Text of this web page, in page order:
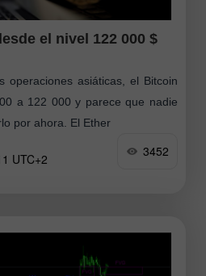
el nivel 122 000 $
operaciones asiáticas, el Bitcoin
a 122 000 y parece que nadie
por ahora. El Ether
UTC+2
3452